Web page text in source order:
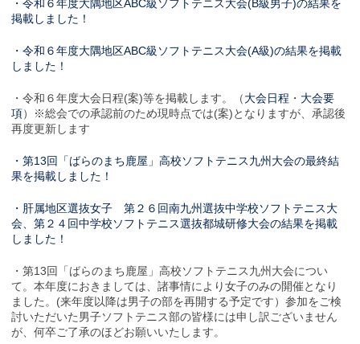
・令和６年度大隅地区ABC級ソフトテニス大会(B級男子)の結果を
掲載しました！
・令和６年度大隅地区ABC級ソフトテニス大会(A級)の結果を掲載
しました！
・令和６年度大会日程(案)等を掲載します。（大会日程 ・ 大会要
項）※総会での承認前のため現時点では(案)となりますが、承認後
再度更新します
・第13回「ばらのまち鹿屋」高校ソフトテニス九州大会の最終結
果を掲載しました！
・肝属地区選抜女子 第２６回南九州選抜中学校ソフトテニス大
会、第２４回中学校ソフトテニス選抜都城研修大会の結果を掲載
しました！
・第13回「ばらのまち鹿屋」高校ソフトテニス九州大会につい
て。本年度におきましては、諸事情により女子のみの開催となり
ました。(来年度以降は男子の部を再開する予定です）参加をご検
討いただいた男子ソフトテニス部の皆様には申し訳ございません
が、何卒ご了承のほどお願いいたします。